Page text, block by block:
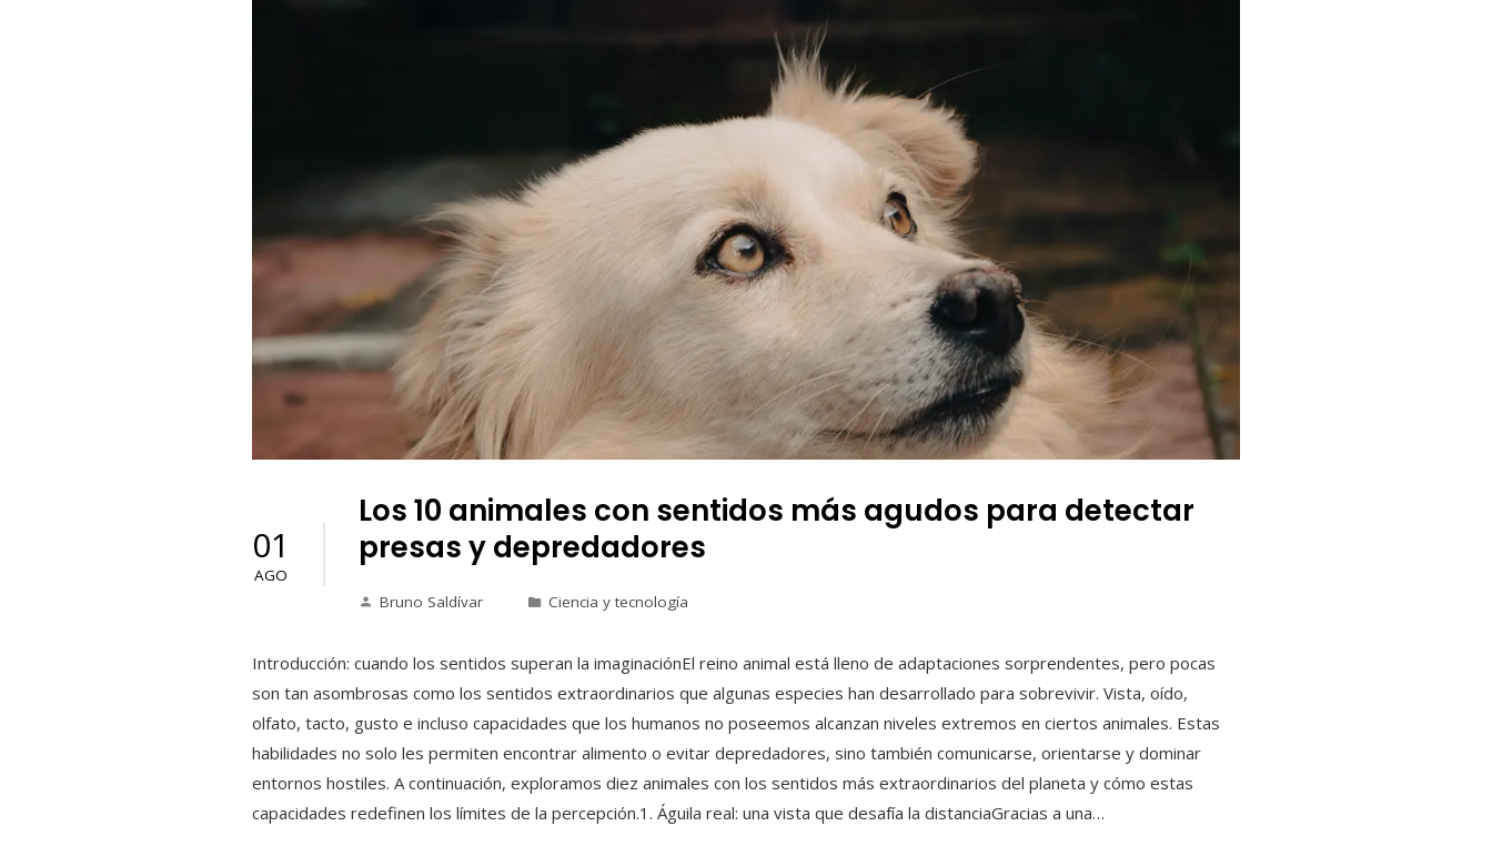
01
AGO
Los 10 animales con sentidos más agudos para detectar
presas y depredadores
Bruno Saldívar Ciencia y tecnología
Introducción: cuando los sentidos superan la imaginaciónEl reino animal está lleno de adaptaciones sorprendentes, pero pocas
son tan asombrosas como los sentidos extraordinarios que algunas especies han desarrollado para sobrevivir. Vista, oído,
olfato, tacto, gusto e incluso capacidades que los humanos no poseemos alcanzan niveles extremos en ciertos animales. Estas
habilidades no solo les permiten encontrar alimento o evitar depredadores, sino también comunicarse, orientarse y dominar
entornos hostiles. A continuación, exploramos diez animales con los sentidos más extraordinarios del planeta y cómo estas
capacidades redefinen los límites de la percepción.1. Águila real: una vista que desafía la distanciaGracias a una…